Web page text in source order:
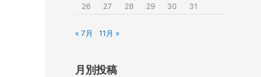
26
27 28 29 30 31
« 7月 11月 »
月別投稿